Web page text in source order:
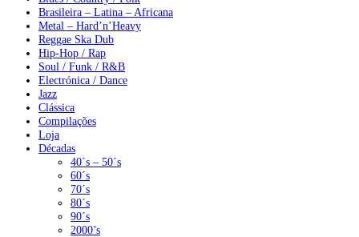
Brasileira – Latina – Africana
Metal – Hard’n’Heavy
Reggae Ska Dub
Hip-Hop / Rap
Soul / Funk / R&B
Electrónica / Dance
Jazz
Clássica
Compilações
Loja
Décadas
40´s – 50´s
60´s
70´s
80´s
90´s
2000’s